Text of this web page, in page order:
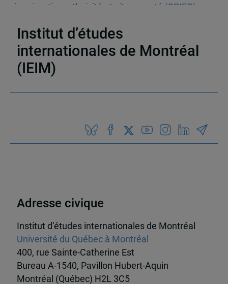
immigration, ethnicité et citoyenneté (CRIEC)
Institut d’études
internationales de Montréal
(IEIM)
Adresse civique
Institut d’études internationales de Montréal
Université du Québec à Montréal
400, rue Sainte-Catherine Est
Bureau A-1540, Pavillon Hubert-Aquin
Montréal (Québec) H2L 3C5